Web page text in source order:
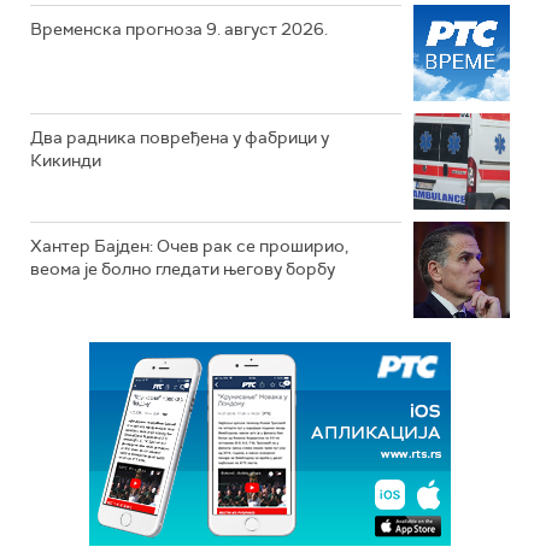
Временска прогноза 9. август 2026.
Два радника повређена у фабрици у
Кикинди
Хантер Бајден: Очев рак се проширио,
веома је болно гледати његову борбу